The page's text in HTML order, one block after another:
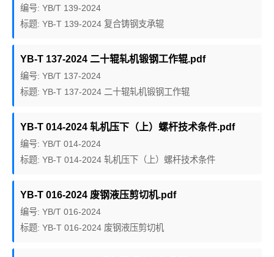
编号: YB/T 139-2024
标题: YB-T 139-2024 复合铸钢支承辊
YB-T 137-2024 二十辊轧机锻钢工作辊.pdf
编号: YB/T 137-2024
标题: YB-T 137-2024 二十辊轧机锻钢工作辊
YB-T 014-2024 轧机压下（上）螺杆技术条件.pdf
编号: YB/T 014-2024
标题: YB-T 014-2024 轧机压下（上）螺杆技术条件
YB-T 016-2024 废钢液压剪切机.pdf
编号: YB/T 016-2024
标题: YB-T 016-2024 废钢液压剪切机